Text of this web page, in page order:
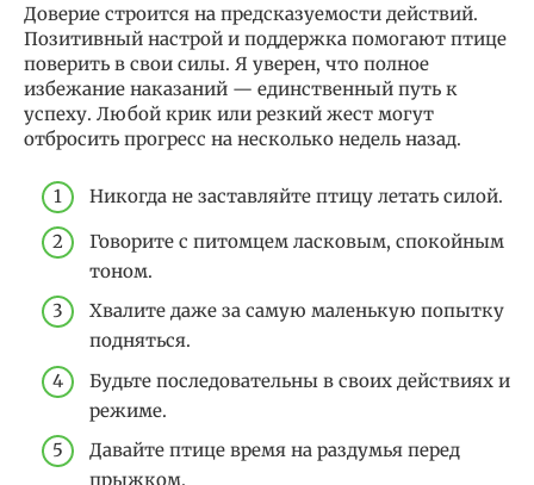
Доверие строится на предсказуемости действий.
Позитивный настрой и поддержка помогают птице
поверить в свои силы. Я уверен, что полное
избежание наказаний — единственный путь к
успеху. Любой крик или резкий жест могут
отбросить прогресс на несколько недель назад.
Никогда не заставляйте птицу летать силой.
Говорите с питомцем ласковым, спокойным
тоном.
Хвалите даже за самую маленькую попытку
подняться.
Будьте последовательны в своих действиях и
режиме.
Давайте птице время на раздумья перед
прыжком.